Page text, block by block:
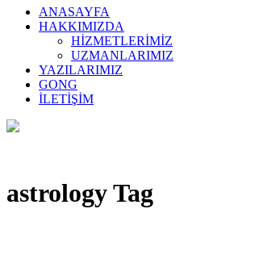
ANASAYFA
HAKKIMIZDA
HIZMETLERIMIZ
UZMANLARIMIZ
YAZILARIMIZ
GONG
İLETIŞIM
astrology Tag